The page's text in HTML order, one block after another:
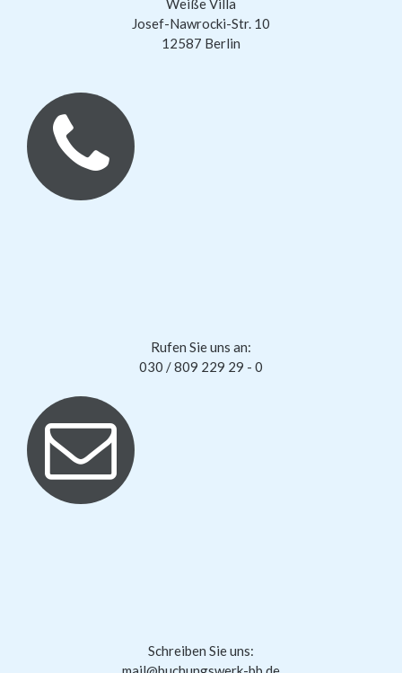
Weiße Villa
Josef-Nawrocki-Str. 10
12587 Berlin
Rufen Sie uns an:
030 / 809 229 29 - 0
Schreiben Sie uns: